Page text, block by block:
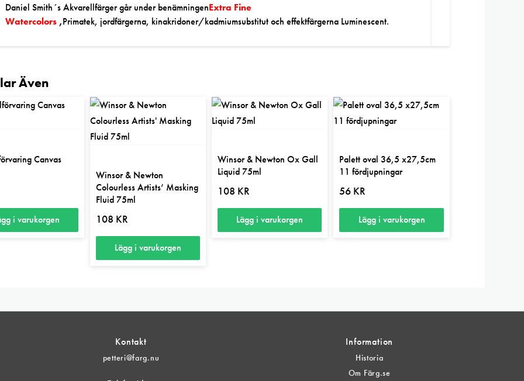
Daniel Smith´s Akvarellfärger går under benämningenExtra Fine
Watercolors,Primatek, jordfärgerna, kinakridoner/kadmiumsubstitut och effektfärgerna Luminescent.
Även
Canvas
i varukorgen
Winsor & Newton
Colourless Artists’ Masking
Fluid 75ml
108 KR
Lägg i varukorgen
Winsor & Newton Ox Gall
Liquid 75ml
108 KR
Lägg i varukorgen
Palett oval 36,5 x27,5cm
11 fördjupningar
56 KR
Lägg i varukorgen
Kontakt
petteri@farg.nu
Information
Historia
Om Färg.se